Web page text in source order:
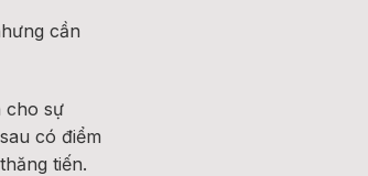
cần
cho sự
có điểm
tiến.